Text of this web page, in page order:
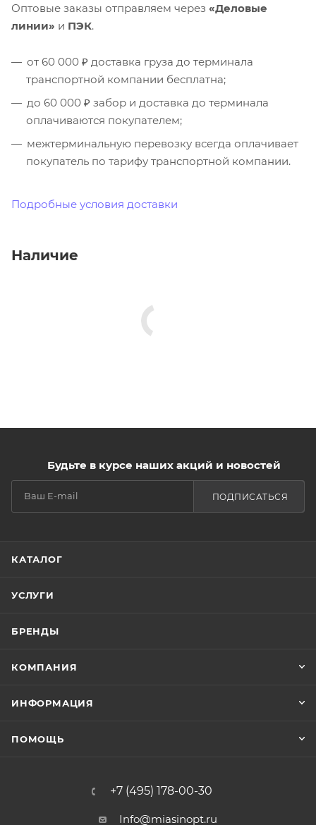
Оптовые заказы отправляем через «Деловые
линии» и ПЭК.
от 60 000 ₽ доставка груза до терминала
транспортной компании бесплатна;
до 60 000 ₽ забор и доставка до терминала
оплачиваются покупателем;
межтерминальную перевозку всегда оплачивает
покупатель по тарифу транспортной компании.
Подробные условия доставки
Наличие
Будьте в курсе наших акций и новостей
ПОДПИСАТЬСЯ
КАТАЛОГ
УСЛУГИ
БРЕНДЫ
КОМПАНИЯ
ИНФОРМАЦИЯ
ПОМОЩЬ
+7 (495) 178-00-30
Info@miasinopt.ru